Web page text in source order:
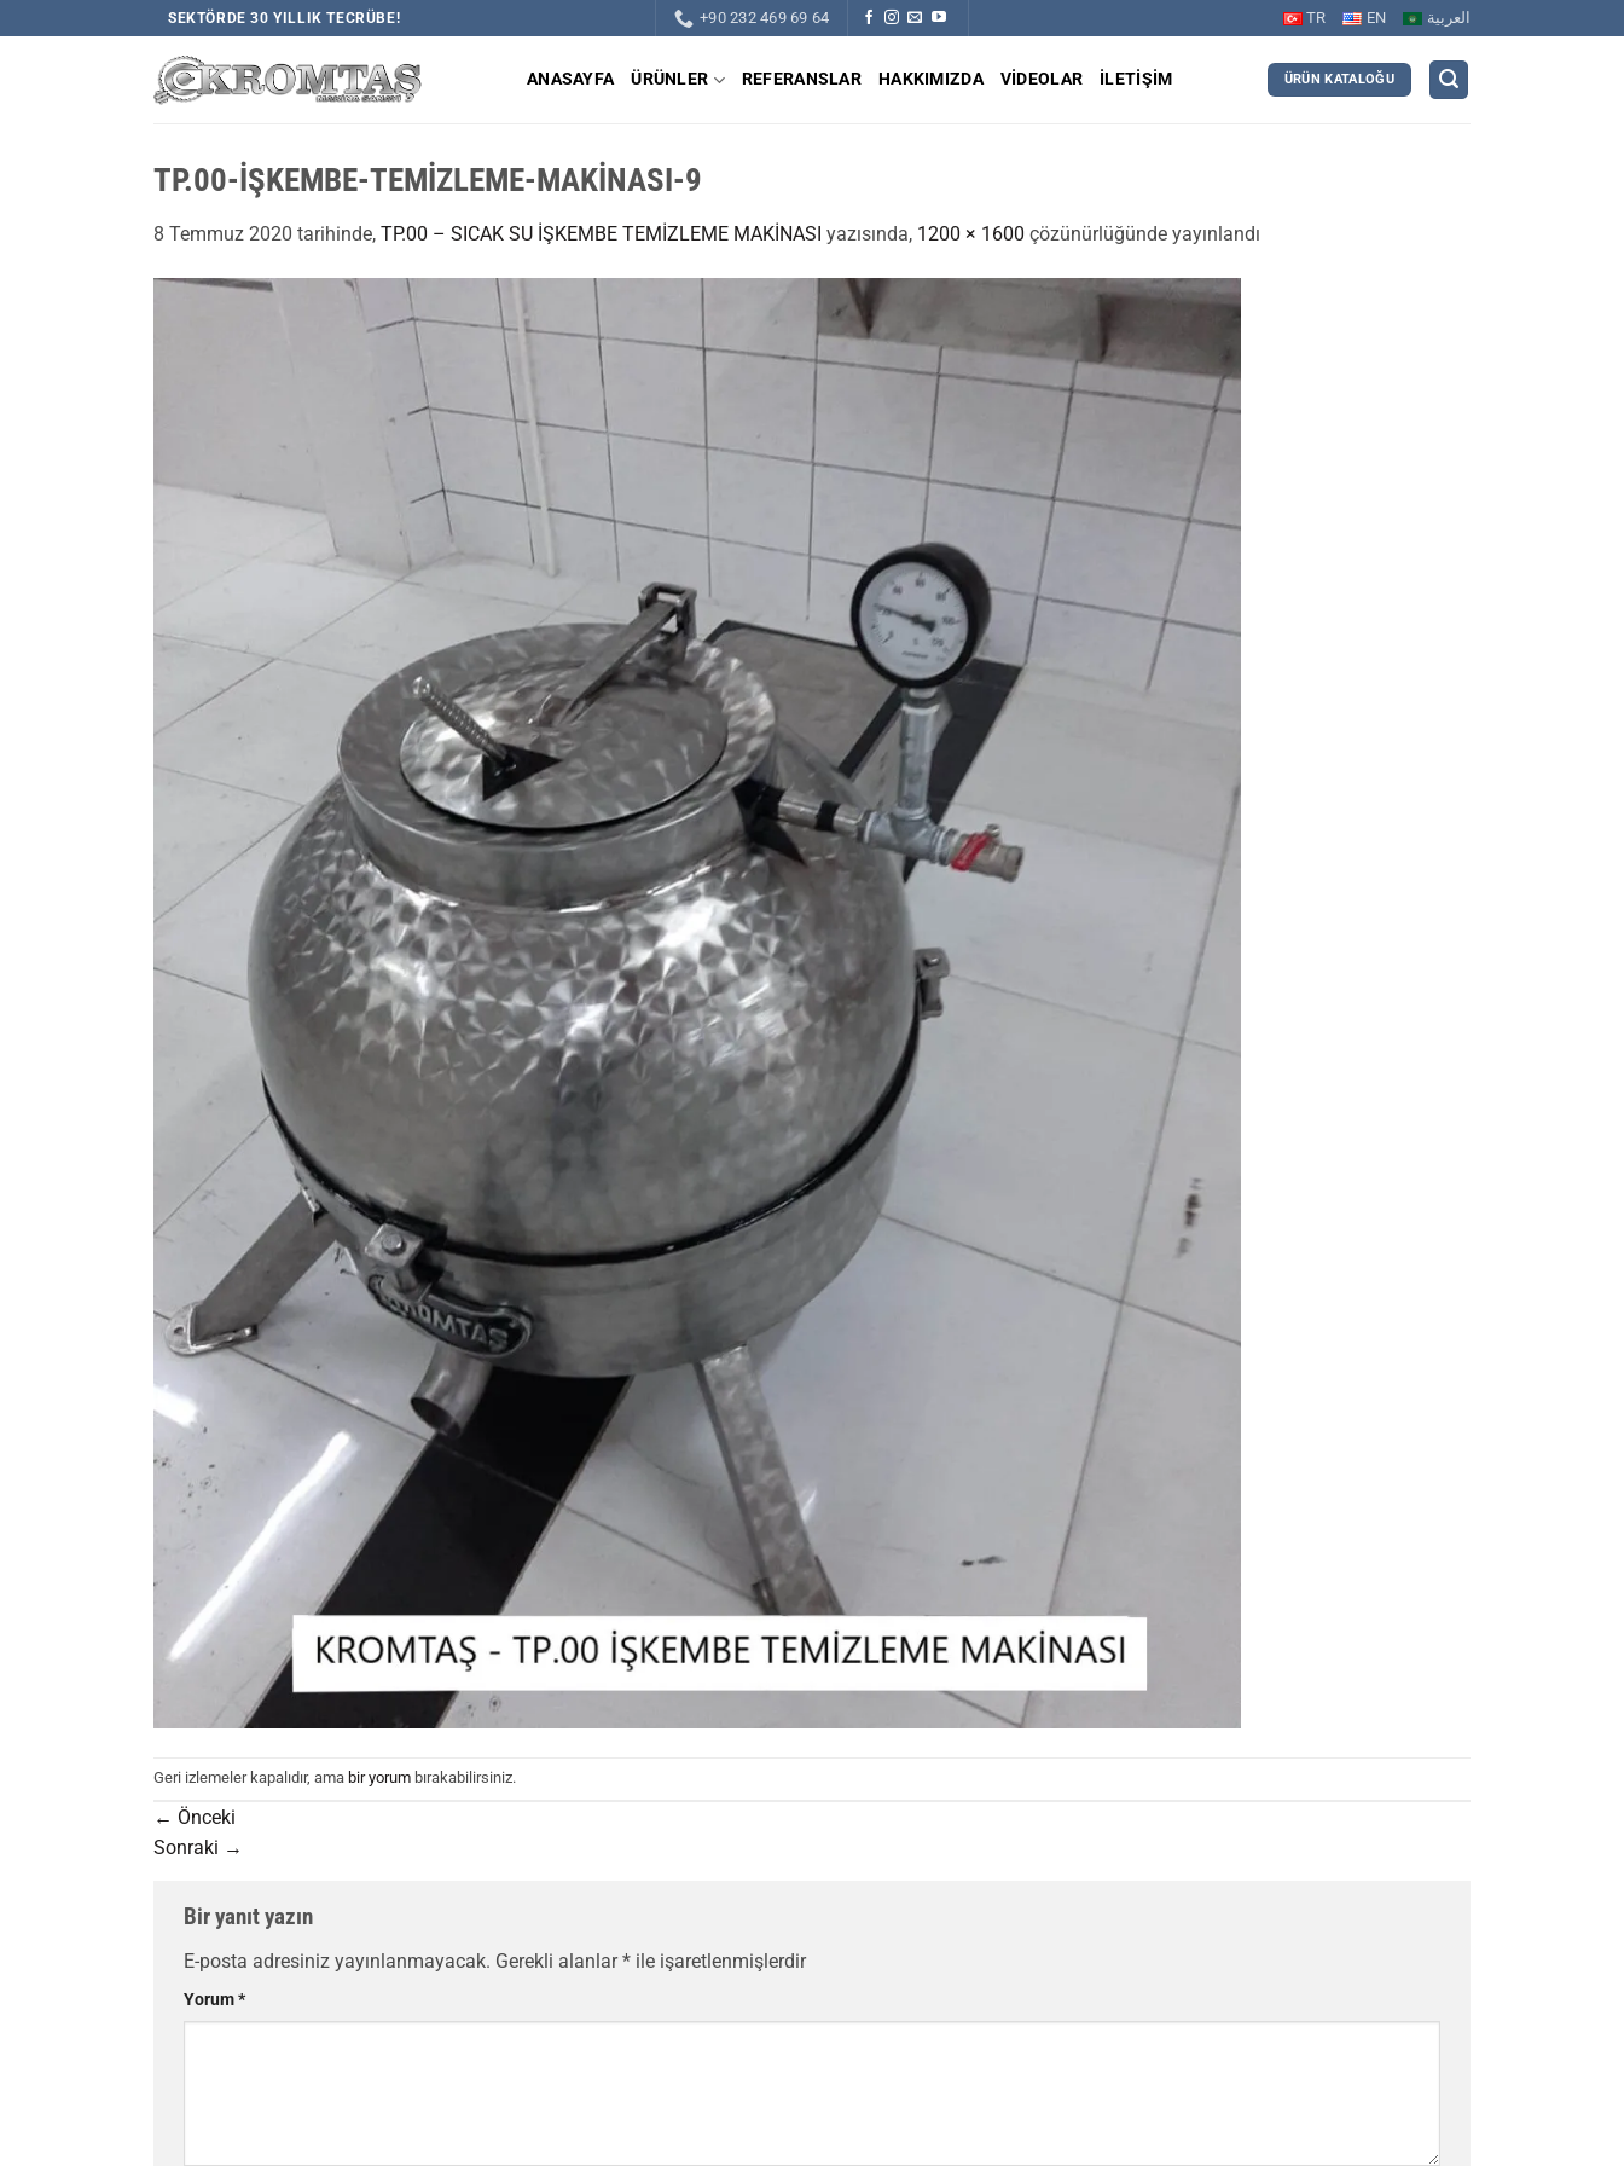
atla
SEKTÖRDE 30 YILLIK TECRÜBE! +90 232 469 69 64 TR EN العربية
ANASAYFA ÜRÜNLER REFERANSLAR HAKKIMIZDA VIDEOLAR İLETIŞIM ÜRÜN KATALOĞU
TP.00-İŞKEMBE-TEMİZLEME-MAKİNASI-9
8 Temmuz 2020 tarihinde, TP.00 – SICAK SU İŞKEMBE TEMİZLEME MAKİNASI yazısında, 1200 × 1600 çözünürlüğünde yayınlandı
Geri izlemeler kapalıdır, ama bir yorum bırakabilirsiniz.
← Önceki
Sonraki →
Bir yanıt yazın
E-posta adresiniz yayınlanmayacak. Gerekli alanlar* ile işaretlenmişlerdir
Yorum*